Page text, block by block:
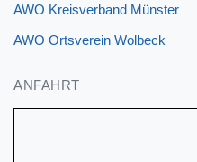
AWO Kreisverband Münster
AWO Ortsverein Wolbeck
ANFAHRT